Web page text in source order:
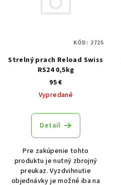
Strelný prach Reload Swiss
RS24 0,5kg
95 €
Vypredané
Detail
Pre zakúpenie tohto
produktu je nutný zbrojný
preukaz. Vyzdvihnutie
objednávky je možné iba na
KÓD: 2725